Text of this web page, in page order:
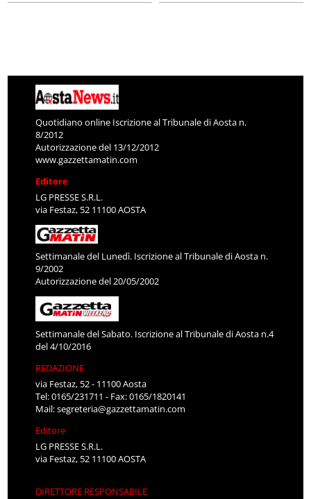
Quotidiano online Iscrizione al Tribunale di Aosta n.
8/2012
Autorizzazione del 13/12/2012
www.gazzettamatin.com
Editore
LG PRESSE S.R.L.
via Festaz, 52 11100 AOSTA
Settimanale del Lunedì. Iscrizione al Tribunale di Aosta n.
9/2002
Autorizzazione del 20/05/2002
Settimanale del Sabato. Iscrizione al Tribunale di Aosta n.4
del 4/10/2016
REDAZIONE
via Festaz, 52 - 11100 Aosta
Tel: 0165/231711 - Fax: 0165/1820141
Mail:segreteria@gazzettamatin.com
Editore
LG PRESSE S.R.L.
via Festaz, 52 11100 AOSTA
DIRETTORE RESPONSABILE